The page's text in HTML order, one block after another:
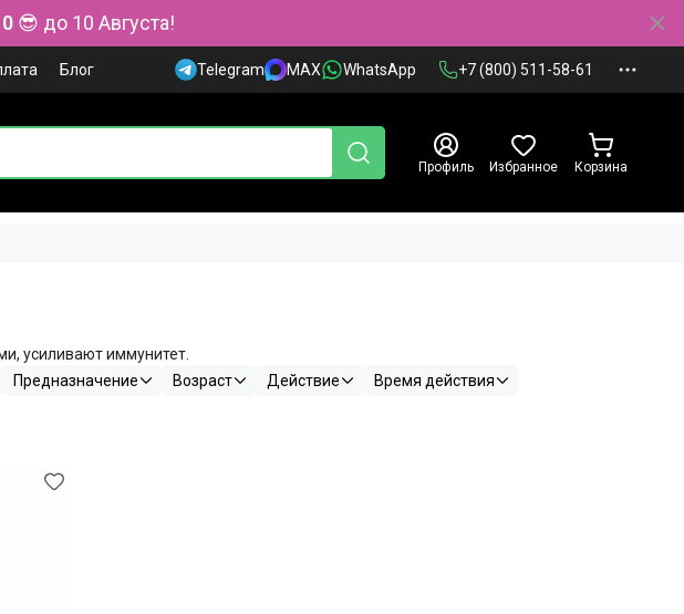
😎 до 10 Августа!
Блог Telegram MAX WhatsApp +7 (800) 511-58-61
Профиль Избранное Корзина
усиливают иммунитет.
Предназначение Возраст Действие
Время действия